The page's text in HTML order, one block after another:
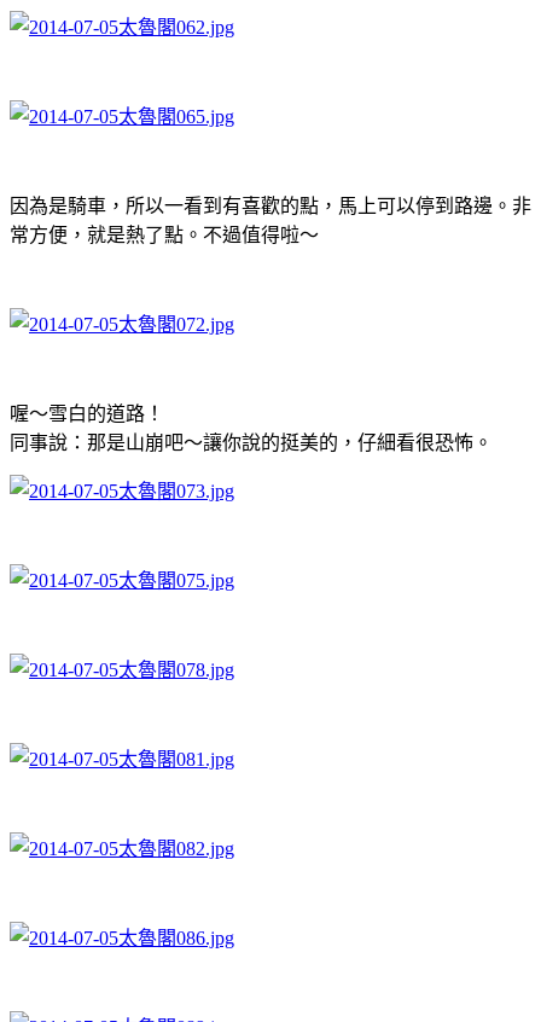
因為是騎車，所以一看到有喜歡的點，馬上可以停到路邊。非
常方便，就是熱了點。不過值得啦～
喔～雪白的道路！
同事說：那是山崩吧～讓你說的挺美的，仔細看很恐怖。